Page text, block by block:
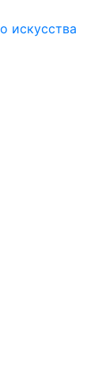
искусства